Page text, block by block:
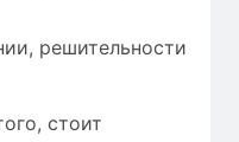
решительности
стоит